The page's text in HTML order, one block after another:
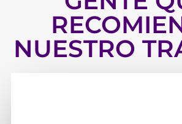
NUESTRO